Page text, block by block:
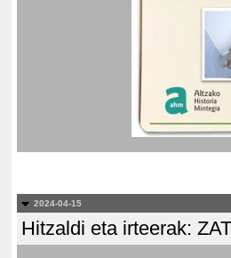
2024-04-15
Hitzaldi eta irteerak: